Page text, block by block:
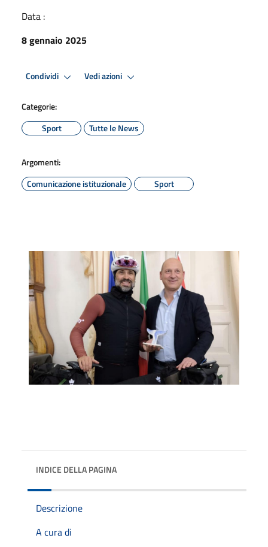
Data :
8 gennaio 2025
Condividi Vedi azioni
Categorie:
Sport
Tutte le News
Argomenti:
Comunicazione istituzionale
Sport
INDICE DELLA PAGINA
Descrizione
A cura di